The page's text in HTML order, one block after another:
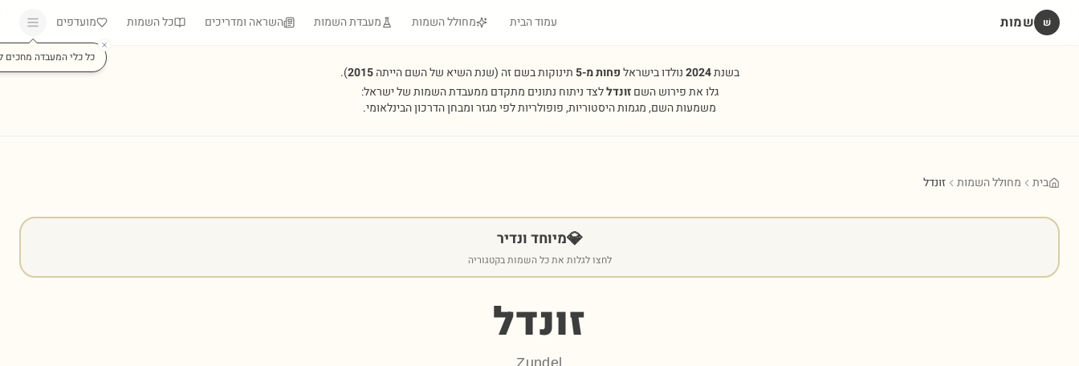
שׁ שמות עמוד הבית מחולל השמות מעבדת השמות השראה ומדריכים כל השמות מועדפים
כל כלי המעבדה מחכים
בשנת2024נולדו בישראלפחות מ-5 תינוקות בשם זה (שנת השיא של השם הייתה2015
).
גלו את פירוש השםזונדללצד ניתוח נתונים מתקדם ממעבדת השמות של ישראל:
משמעות השם, מגמות היסטוריות, פופולריות לפי מגזר ומבחן הדרכון הבינלאומי.
בית מחולל השמות זונדל
💎מיוחד ונדיר
לחצו לגלות את כל השמות בקטגוריה
זונדל
Zundel